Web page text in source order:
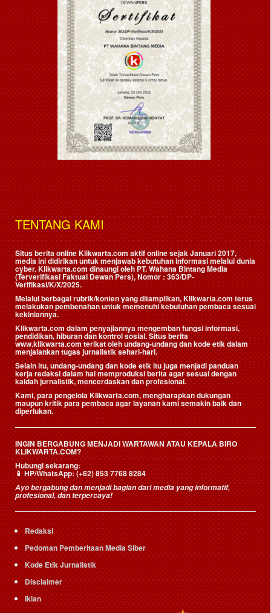
TENTANG KAMI
Situs berita online Klikwarta.com aktif online sejak Januari 2017,
media ini didirikan untuk menjawab kebutuhan informasi melalui dunia
cyber. Klikwarta.com dinaungi oleh PT. Wahana Bintang Media
(Terverifikasi Faktual Dewan Pers), Nomor : 363/DP-
Verifikasi/K/X/2025.
Melalui berbagai rubrik/konten yang ditampilkan, Klikwarta.com terus
melakukan pembenahan untuk memenuhi kebutuhan pembaca sesuai
kekiniannya.
Klikwarta.com dalam penyajiannya mengemban fungsi informasi,
pendidikan, hiburan dan kontrol sosial. Situs berita
www.klikwarta.com terikat oleh undang-undang dan kode etik dalam
menjalankan tugas jurnalistik sehari-hari.
Selain itu, undang-undang dan kode etik itu juga menjadi panduan
kerja redaksi dalam hal memproduksi berita agar sesuai dengan
kaidah jurnalistik, mencerdaskan dan profesional.
Kami, para pengelola Klikwarta.com, mengharapkan dukungan
maupun kritik para pembaca agar layanan kami semakin baik dan
diperlukan.
INGIN BERGABUNG MENJADI WARTAWAN ATAU KEPALA BIRO
KLIKWARTA.COM?
Hubungi sekarang:
📱HP/WhatsApp:(+62) 853 7768 8284
Ayo bergabung dan menjadi bagian dari media yang informatif,
profesional, dan terpercaya!
Redaksi
Pedoman Pemberitaan Media Siber
Kode Etik Jurnalistik
Disclaimer
Iklan